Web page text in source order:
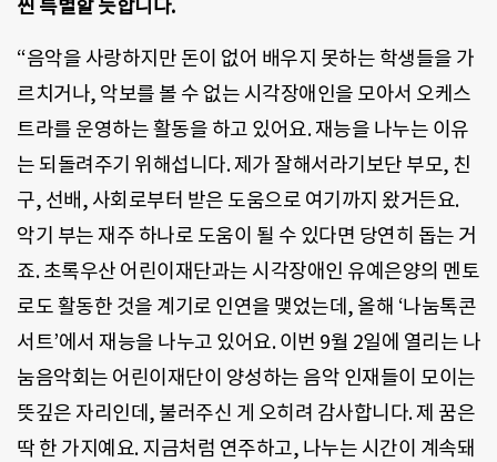
씬 특별할 듯합니다.
“음악을 사랑하지만 돈이 없어 배우지 못하는 학생들을 가
르치거나, 악보를 볼 수 없는 시각장애인을 모아서 오케스
트라를 운영하는 활동을 하고 있어요. 재능을 나누는 이유
는 되돌려주기 위해섭니다. 제가 잘해서라기보단 부모, 친
구, 선배, 사회로부터 받은 도움으로 여기까지 왔거든요.
악기 부는 재주 하나로 도움이 될 수 있다면 당연히 돕는 거
죠. 초록우산 어린이재단과는 시각장애인 유예은양의 멘토
로도 활동한 것을 계기로 인연을 맺었는데, 올해 ‘나눔톡콘
서트’에서 재능을 나누고 있어요. 이번 9월 2일에 열리는 나
눔음악회는 어린이재단이 양성하는 음악 인재들이 모이는
뜻깊은 자리인데, 불러주신 게 오히려 감사합니다. 제 꿈은
딱 한 가지예요. 지금처럼 연주하고, 나누는 시간이 계속돼